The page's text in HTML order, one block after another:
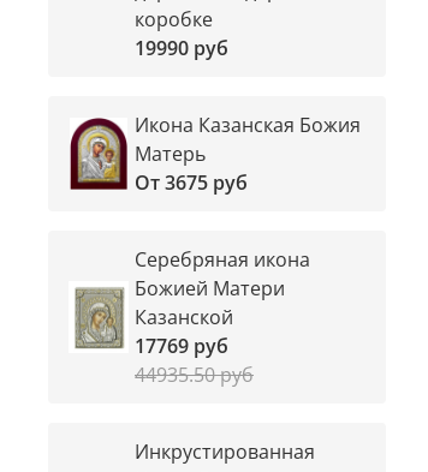
коробке
19990 руб
Икона Казанская Божия
Матерь
От3675 руб
Серебряная икона
Божией Матери
Казанской
17769 руб
44935.50 руб
Инкрустированная